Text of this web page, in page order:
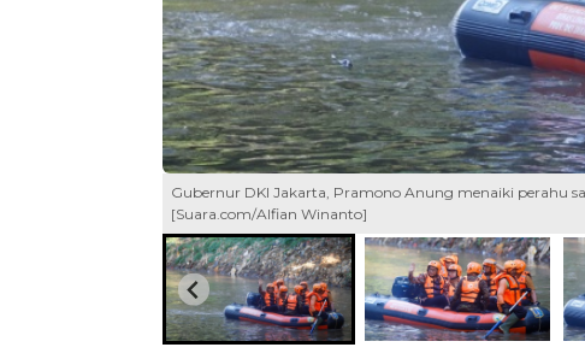
Gubernur DKI Jakarta, Pramono Anung menaiki perahu
[Suara.com/Alfian Winanto]